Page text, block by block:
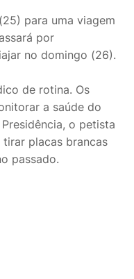
para uma viagem
por
no domingo (26).
de rotina. Os
a saúde do
o petista
placas brancas
passado.